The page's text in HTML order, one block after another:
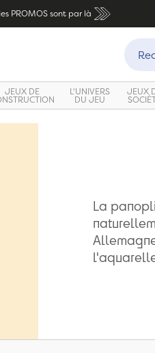
PROMOS sont par là
JEUX DE L'UNIVERS
DU JEU
JEUX
La